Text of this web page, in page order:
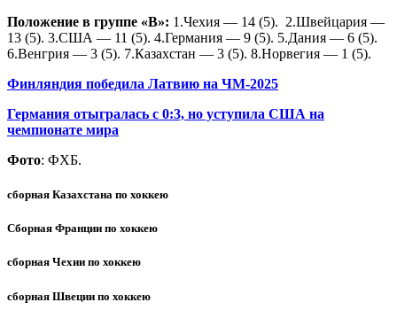
Положение в группе «В»: 1.Чехия — 14 (5). 2.Швейцария —
13 (5). 3.США — 11 (5). 4.Германия — 9 (5). 5.Дания — 6 (5).
6.Венгрия — 3 (5). 7.Казахстан — 3 (5). 8.Норвегия — 1 (5).
Финляндия победила Латвию на ЧМ-2025
Германия отыгралась с 0:3, но уступила США на
чемпионате мира
Фото: ФХБ.
сборная Казахстана по хоккею
Сборная Франции по хоккею
сборная Чехии по хоккею
сборная Швеции по хоккею